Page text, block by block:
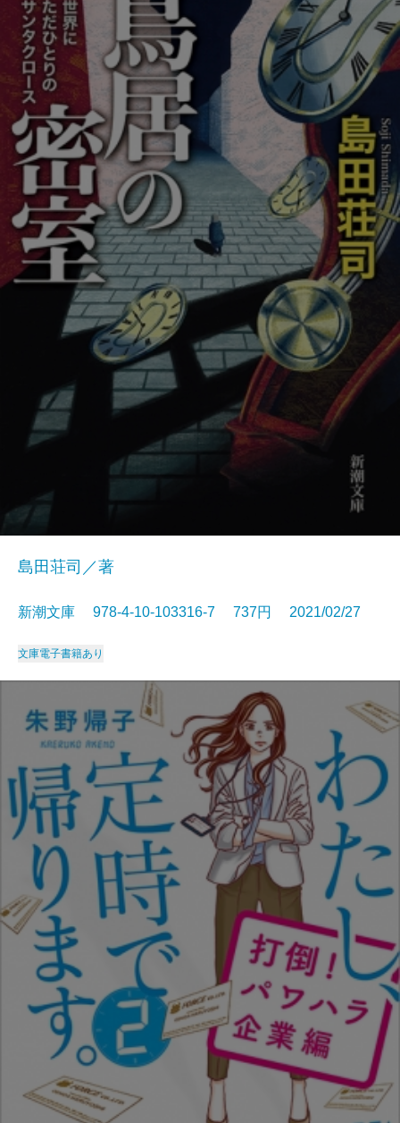
島田荘司／著
新潮文庫 978-4-10-103316-7 737円 2021/02/27
文庫電子書籍あり